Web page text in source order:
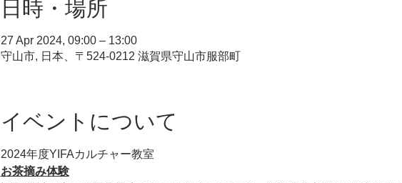
日時・場所
27 Apr 2024, 09:00 – 13:00
守山市, 日本、〒524-0212 滋賀県守山市服部町
イベントについて
2024年度YIFAカルチャー教室
お茶摘み体験